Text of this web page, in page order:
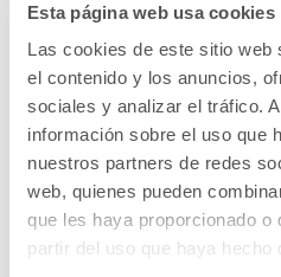
Esta página web usa cookies
Las cookies de este sitio web
el contenido y los anuncios,
sociales y analizar el tráfico.
información sobre el uso que
nuestros partners de redes
web, quienes pueden
que les haya proporcionado o
partir del uso que haya hecho